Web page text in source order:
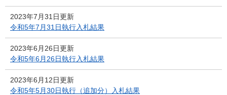
2023年7月31日更新
令和5年7月31日執行入札結果
2023年6月26日更新
令和5年6月26日執行入札結果
2023年6月12日更新
令和5年5月30日執行（追加分）入札結果